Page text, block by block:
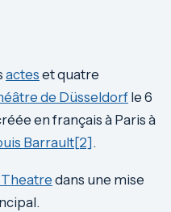
actes et quatre
de Düsseldorf le 6
en français à Paris à
Barrault[2] .
Theatredans une mise